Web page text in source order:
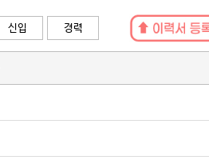
공간’으로 거듭났다.
서 관장은 그 변화를 체감했다.
“구글 리뷰에 ‘좋은 도장인데
“잘 되는 도장도 막상 가보면
준도 바뀌었다. 공간도 진화해
신입 경력